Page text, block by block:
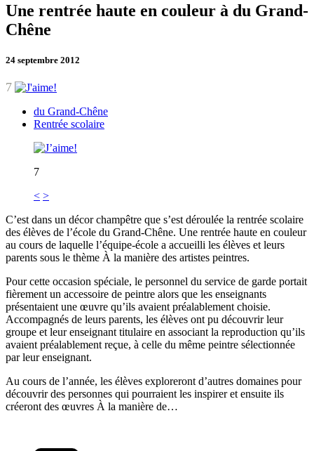
Une rentrée haute en couleur à du Grand-
Chêne
24 septembre 2012
7
du Grand-Chêne
Rentrée scolaire
7
< >
C’est dans un décor champêtre que s’est déroulée la rentrée scolaire
des élèves de l’école du Grand-Chêne. Une rentrée haute en couleur
au cours de laquelle l’équipe-école a accueilli les élèves et leurs
parents sous le thème À la manière des artistes peintres.
Pour cette occasion spéciale, le personnel du service de garde portait
fièrement un accessoire de peintre alors que les enseignants
présentaient une œuvre qu’ils avaient préalablement choisie.
Accompagnés de leurs parents, les élèves ont pu découvrir leur
groupe et leur enseignant titulaire en associant la reproduction qu’ils
avaient préalablement reçue, à celle du même peintre sélectionnée
par leur enseignant.
Au cours de l’année, les élèves exploreront d’autres domaines pour
découvrir des personnes qui pourraient les inspirer et ensuite ils
créeront des œuvres À la manière de…